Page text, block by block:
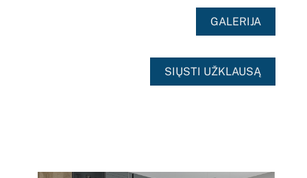
GALERIJA
SIŲSTI UŽKLAUSĄ